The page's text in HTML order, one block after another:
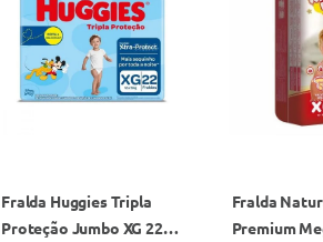
Fralda Huggies Tripla
Proteção Jumbo XG 22
Fralda
Premium